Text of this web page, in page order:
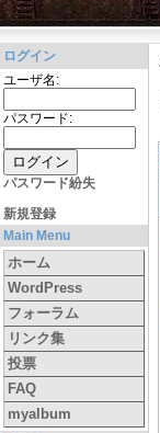
ログイン
ユーザ名:
パスワード:
パスワード紛失
新規登録
Main Menu
ホーム
WordPress
フォーラム
リンク集
投票
FAQ
myalbum